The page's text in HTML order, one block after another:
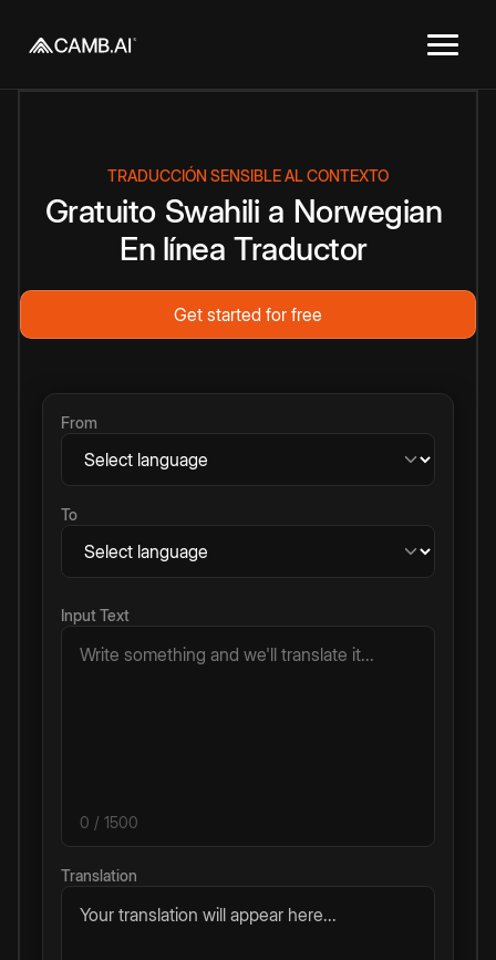
TRADUCCIÓN SENSIBLE AL CONTEXTO
Gratuito Swahili a Norwegian
En línea Traductor
Get started for free
From
To
Input Text
0 / 1500
Translation
Your translation will appear here...